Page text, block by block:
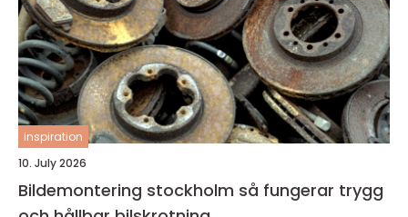
inspiration
10. July 2026
Bildemontering stockholm så fungerar trygg